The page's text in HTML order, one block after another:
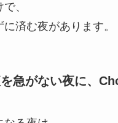
、
済む夜があります。
急がない夜に、